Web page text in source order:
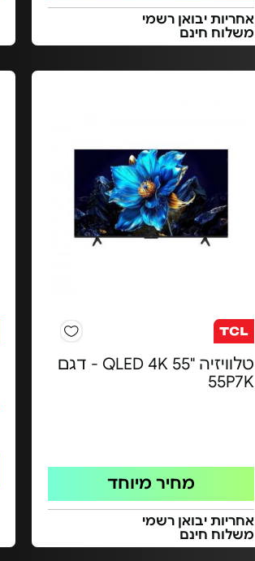
אחריות יבואן רשמי
משלוח חינם
טלוויזיה "55 QLED 4K - דגם
55P7K
מחיר מיוחד
אחריות יבואן רשמי
משלוח חינם